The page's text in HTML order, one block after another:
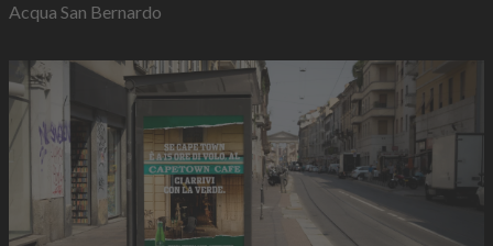
Acqua San Bernardo